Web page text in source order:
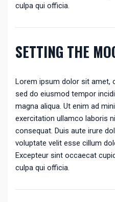
culpa qui officia.
SETTING THE
Lorem ipsum dolor sit amet,
sed do eiusmod tempor
magna aliqua. Ut enim ad
exercitation ullamco laboris
consequat. Duis aute irure
voluptate velit esse cillum
Excepteur sint occaecat
culpa qui officia.